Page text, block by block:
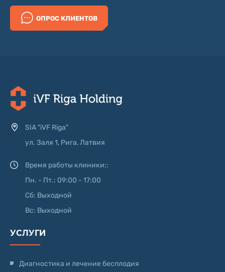
ОПРОС КЛИЕНТОВ
SIA "iVF Riga"
ул. Заля 1, Рига, Латвия
Время работы клиники::
Пн. - Пт.: 09:00 - 17:00
Сб: Выходной
Вс: Выходной
УСЛУГИ
Диагностика и лечение бесплодия